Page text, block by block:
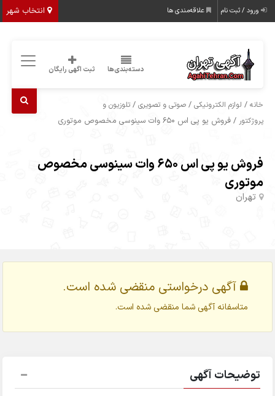
انتخاب شهر ورود / ثبت نام علاقه‌مندی ها
دسته‌بندی‌ها ثبت اگهی رایگان
خانه / لوازم الکترونیکی /صوتی و تصویری /تلوزیون و
پروژکتور / فروش یو پی اس 650 وات سینوسی مخصوص موتوری
فروش یو پی اس 650 وات سینوسی مخصوص
موتوری
تهران
آگهی درخواستی منقضی شده است.
متاسفانه آگهی شما منقضی شده است.
توضیحات آگهی